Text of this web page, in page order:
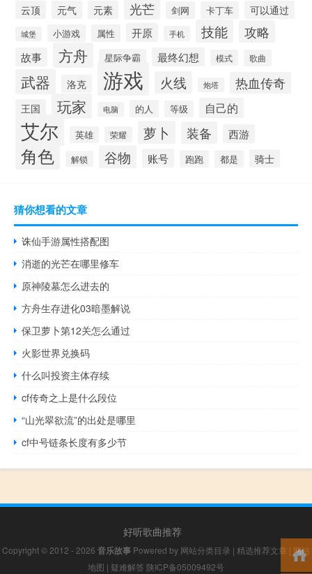
云顶 元气 元素 光芒 剑网 卡丁车 可以通过
城堡 小游戏 属性 开原 手机 技能 攻略
故事 方舟 星际争霸 最终幻想 模式 歌曲
武器 洛克 游戏 火线 炮塔 热血传奇
王国 玩家 电脑 的人 等级 自己的
艾尔 英雄 荣耀 萝卜 装备 西游
角色 解锁 谷物 账号 跑跑 都是 骑士
猜你想看的文章
诛仙手游属性搭配图
消逝的光芒在哪里修车
原神陵墓怎么进去的
方舟生存进化03暗墨解说
保卫萝卜第12关怎么通过
火影世界兑换码
什么叫投资主体存续
cf传奇之上是什么段位
“山光翠欲流”的出处是哪里
cf中号链条长度有多少节
好听歌曲推荐
Copyright © 2012 - 2026 音乐故事 Powered by 网站分类目录 | 精选推荐文章 | 网站
地图 | 疑难解答 陕ICP备05009492号